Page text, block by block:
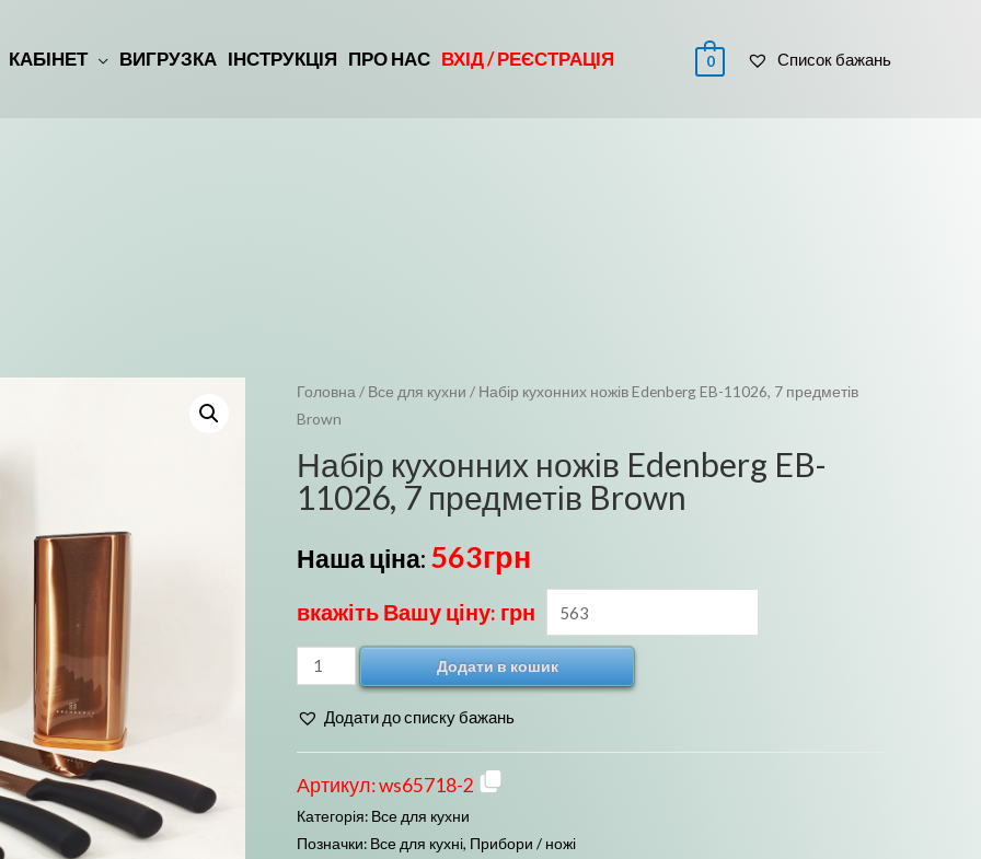
КАБІНЕТ ВИГРУЗКА ІНСТРУКЦІЯ ПРО НАС ВХІД / РЕЄСТРАЦІЯ 0 Список бажань
Головна / Все для кухни / Набір кухонних ножів Edenberg EB-11026, 7 предметів
Brown
Набір кухонних ножів Edenberg EB-
11026, 7 предметів Brown
Наша ціна: 563грн
вкажіть Вашу ціну: грн
Набір
кухонних
ножів
Edenberg
EB-
11026,
7
Додати в кошик
Додати до списку бажань
Артикул:ws65718-2
Категорія: Все для кухни
Позначки: Все для кухні, Прибори / ножі